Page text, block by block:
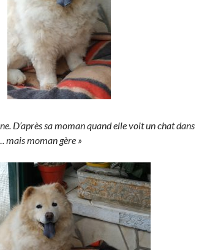
D’après sa moman quand elle voit un chat dans
mais moman gère »